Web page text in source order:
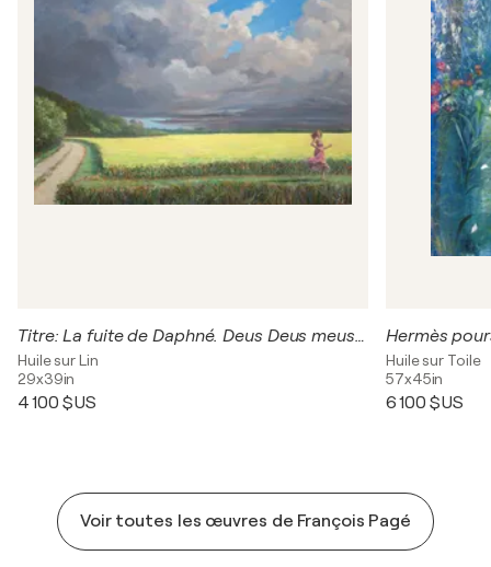
Titre: La fuite de Daphné. Deus Deus meus respice me . (Apollon en lièvre)
Huile sur Lin
29x39in
4 100 $US
Hermès
Huile sur Toile
57x45in
6 100 $US
Voir toutes les œuvres de François Pagé